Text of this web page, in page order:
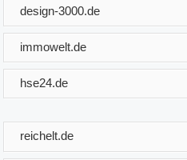
design-3000.de
immowelt.de
hse24.de
reichelt.de